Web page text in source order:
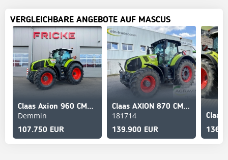
VERGLEICHBARE ANGEBOTE AUF MASCUS
Claas Axion 960 CMatic
Demmin
107.750 EUR
Claas AXION 870 CMATIC CEBIS
181714
139.900 EUR